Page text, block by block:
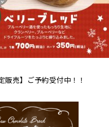
販売】ご予約受付中！！